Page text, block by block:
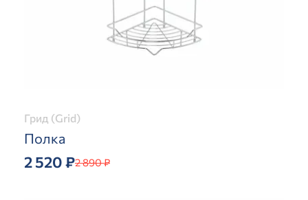
Грид (Grid)
Полка
2 520 ₽2 890 ₽